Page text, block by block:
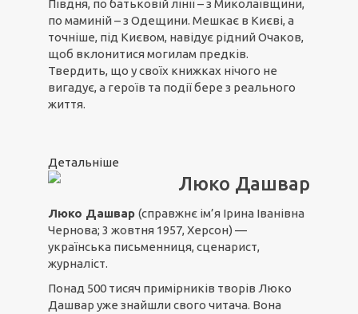
Півдня, по батьковій лінії – з Миколаївщини,
по маминій – з Одещини. Мешкає в Києві, а
точніше, під Києвом, навідує рідний Очаков,
щоб вклонитися могилам предків.
Твердить, що у своїх книжках нічого не
вигадує, а героїв та події бере з реального
життя.
Детальніше
Люко Дашвар
Люко Дашвар (справжнє ім’я Ірина Іванівна
Чернова; 3 жовтня 1957, Херсон) —
українська письменниця, сценарист,
журналіст.
Понад 500 тисяч примірників творів Люко
Дашвар уже знайшли свого читача. Вона